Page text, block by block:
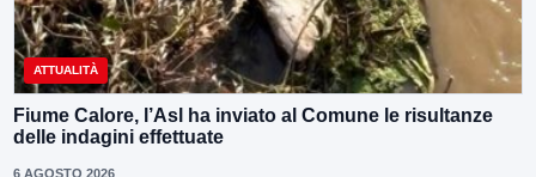
ATTUALITÀ
Fiume Calore, l’Asl ha inviato al Comune le risultanze
delle indagini effettuate
6 AGOSTO 2026